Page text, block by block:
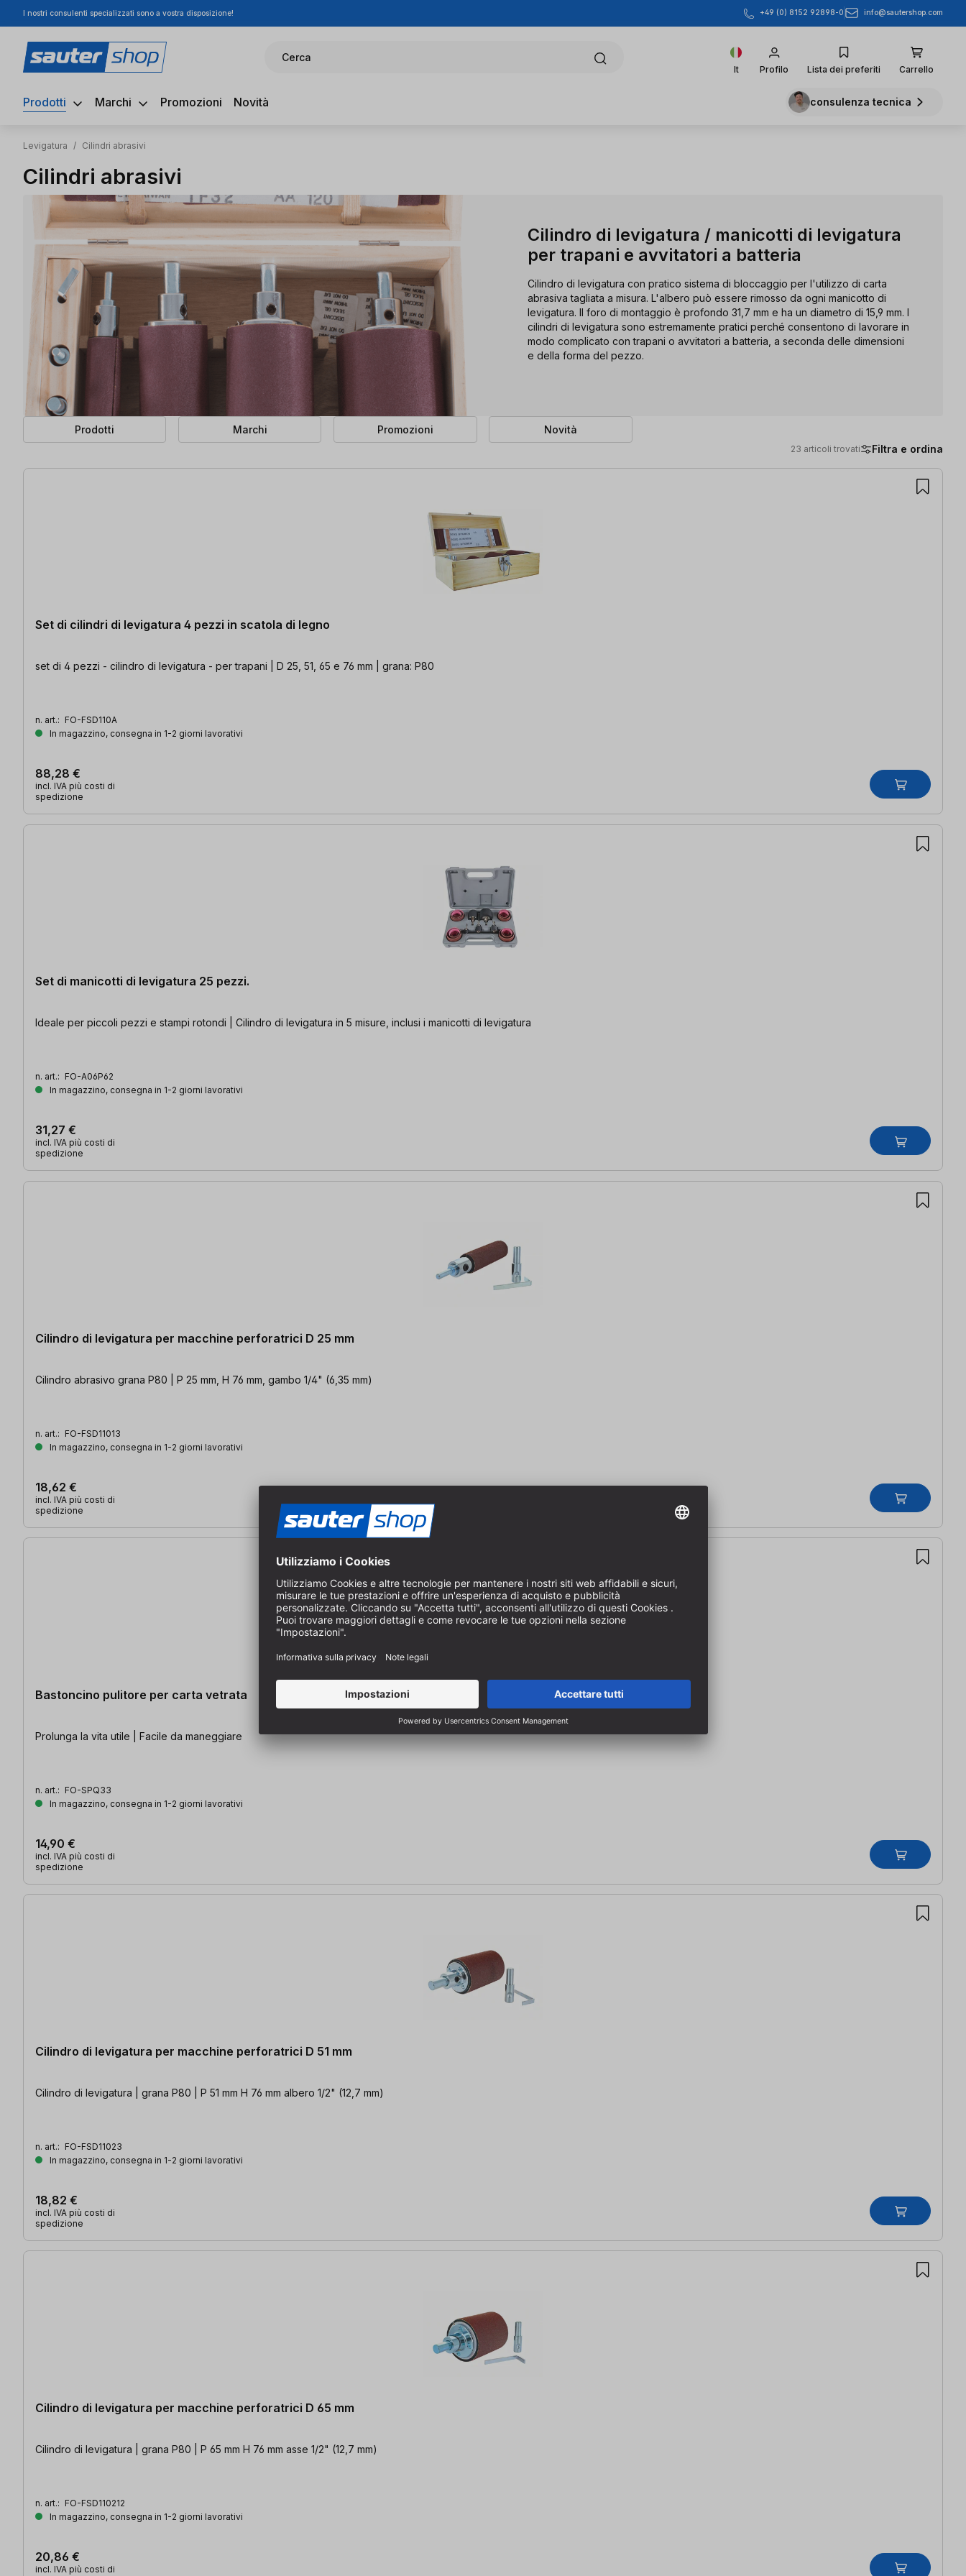
al contenuto principale
Salta alla ricerca
Passa alla navigazione principale
I nostri consulenti specializzati sono a vostra disposizione! +49 (0) 8152 92898-0 info@sautershop.com
Cerca
It Profilo Lista dei preferiti Carrello
Prodotti Marchi Promozioni Novità consulenza tecnica
Levigatura / Cilindri abrasivi
Cilindri abrasivi
Cilindro di levigatura / manicotti di levigatura
per trapani e avvitatori a batteria
Cilindro di levigatura con pratico sistema di bloccaggio per l'utilizzo di carta
abrasiva tagliata a misura. L'albero può essere rimosso da ogni manicotto di
levigatura. Il foro di montaggio è profondo 31,7 mm e ha un diametro di 15,9 mm. I
cilindri di levigatura sono estremamente pratici perché consentono di lavorare in
modo complicato con trapani o avvitatori a batteria, a seconda delle dimensioni
e della forma del pezzo.
Prodotti Marchi Promozioni Novità
23 articoli trovati Filtra e ordina
23 articoli trovati
Set di cilindri di levigatura 4 pezzi in scatola di legno
set di 4 pezzi - cilindro di levigatura - per trapani | D 25, 51, 65 e 76 mm | grana: P80
n. art.: FO-FSD110A
In magazzino, consegna in 1-2 giorni lavorativi
88,28 €
incl. IVA più costi di
spedizione
Set di manicotti di levigatura 25 pezzi.
Ideale per piccoli pezzi e stampi rotondi | Cilindro di levigatura in 5 misure, inclusi i manicotti di levigatura
n. art.: FO-A06P62
In magazzino, consegna in 1-2 giorni lavorativi
31,27 €
incl. IVA più costi di
spedizione
Cilindro di levigatura per macchine perforatrici D 25 mm
Cilindro abrasivo grana P80 | P 25 mm, H 76 mm, gambo 1/4" (6,35 mm)
n. art.: FO-FSD11013
In magazzino, consegna in 1-2 giorni lavorativi
18,62 €
incl. IVA più costi di
spedizione
Bastoncino pulitore per carta vetrata
Prolunga la vita utile | Facile da maneggiare
n. art.: FO-SPQ33
In magazzino, consegna in 1-2 giorni lavorativi
14,90 €
incl. IVA più costi di
spedizione
Cilindro di levigatura per macchine perforatrici D 51 mm
Cilindro di levigatura | grana P80 | P 51 mm H 76 mm albero 1/2" (12,7 mm)
n. art.: FO-FSD11023
In magazzino, consegna in 1-2 giorni lavorativi
18,82 €
incl. IVA più costi di
spedizione
Cilindro di levigatura per macchine perforatrici D 65 mm
Cilindro di levigatura | grana P80 | P 65 mm H 76 mm asse 1/2" (12,7 mm)
n. art.: FO-FSD110212
In magazzino, consegna in 1-2 giorni lavorativi
20,86 €
incl. IVA più costi di